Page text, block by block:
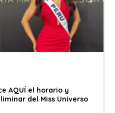
AQUÍ el horario y
del Miss Universo